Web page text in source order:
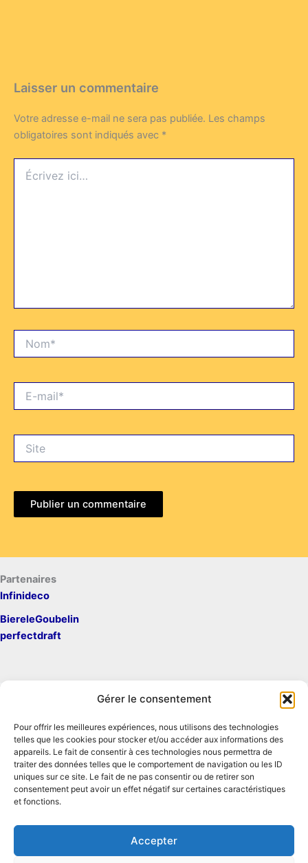
Gérer le consentement
Pour offrir les meilleures expériences, nous utilisons des technologies
telles que les cookies pour stocker et/ou accéder aux informations des
appareils. Le fait de consentir à ces technologies nous permettra de
traiter des données telles que le comportement de navigation ou les ID
uniques sur ce site. Le fait de ne pas consentir ou de retirer son
consentement peut avoir un effet négatif sur certaines caractéristiques
et fonctions.
Accepter
Laisser un commentaire
Votre adresse e-mail ne sera pas publiée. Les champs
obligatoires sont indiqués avec *
ici…
mail*
Partenaires
Infinideco
BiereleGoubelin
perfectdraft
Mentions légales
Contact
Conditions générales d'utilisation
Conditions générales de vente
Politique de cookies